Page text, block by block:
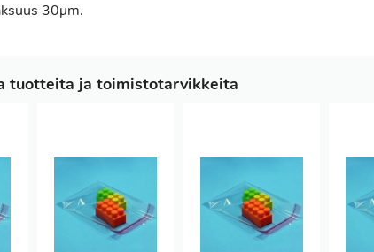
30µm.
tuotteita ja toimistotarvikkeita